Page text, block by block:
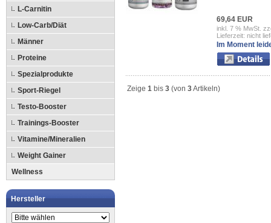
L-Carnitin
Low-Carb/Diät
Männer
Proteine
Spezialprodukte
Sport-Riegel
Testo-Booster
Trainings-Booster
Vitamine/Mineralien
Weight Gainer
Wellness
Hersteller
69,64 EUR
inkl. 7 % MwSt.
Lieferzeit: nicht
Im Moment
Zeige 1 bis 3 (von 3Artikeln)